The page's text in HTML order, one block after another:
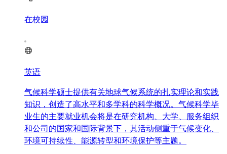
在校园
英语
气候科学硕士提供有关地球气候系统的扎实理论和实践
知识，创造了高水平和多学科的科学概况。气候科学毕
业生的主要就业机会将是在研究机构、大学、服务组织
和公司的国家和国际背景下，其活动侧重于气候变化、
环境可持续性、能源转型和环境保护等主题。